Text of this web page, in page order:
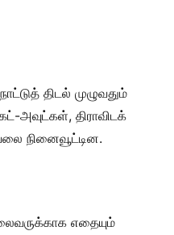
திடல் முழுவதும்
அவுட்கள், திராவிடக்
நினைவூட்டின.
எதையும்